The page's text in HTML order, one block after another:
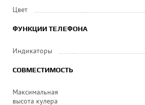
Цвет
ФУНКЦИИ ТЕЛЕФОНА
Индикаторы
СОВМЕСТИМОСТЬ
Максимальная
высота кулера